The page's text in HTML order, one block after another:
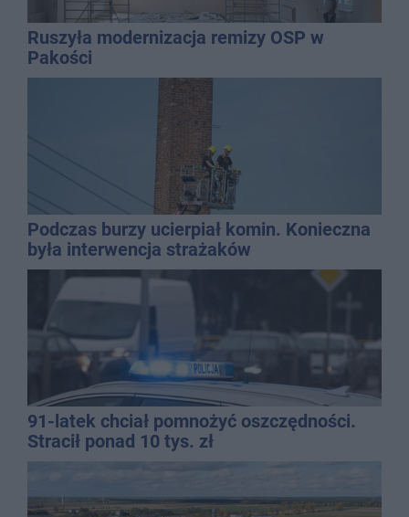
Ruszyła modernizacja remizy OSP w
Pakości
Podczas burzy ucierpiał komin. Konieczna
była interwencja strażaków
91-latek chciał pomnożyć oszczędności.
Stracił ponad 10 tys. zł